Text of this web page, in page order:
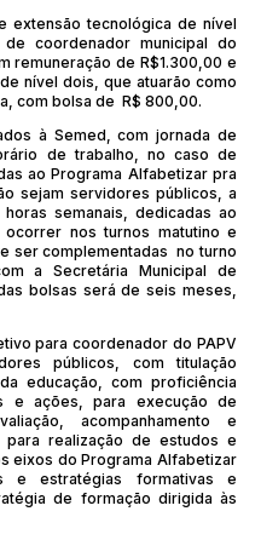
extensão tecnológica de nível
coordenador municipal do
remuneração de R$1.300,00 e
nível dois, que atuarão como
com bolsa de R$ 800,00.
à Semed, com jornada de
de trabalho, no caso de
ao Programa Alfabetizar pra
sejam servidores públicos, a
semanais, dedicadas ao
nos turnos matutino e
ser complementadas no turno
a Secretária Municipal de
bolsas será de seis meses,
para coordenador do PAPV
públicos, com titulação
educação, com proficiência
e ações, para execução de
acompanhamento e
realização de estudos e
eixos do Programa Alfabetizar
e estratégias formativas e
de formação dirigida às